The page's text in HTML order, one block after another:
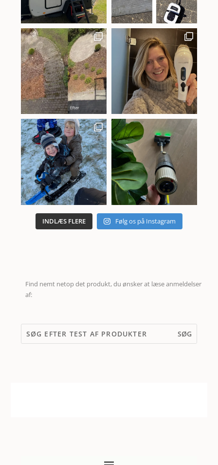
INDLÆS FLERE Følg os på Instagram
Find nemt netop det produkt, du ønsker at læse anmeldelser
af: